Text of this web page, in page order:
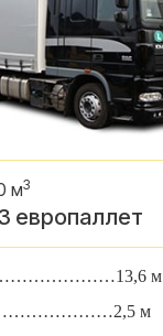
м3
европаллет
м
м